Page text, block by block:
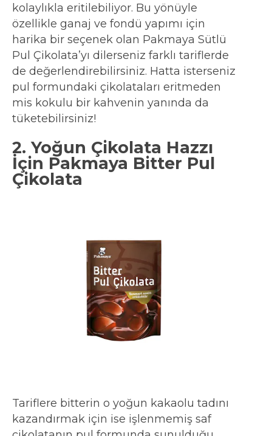
kolaylıkla eritilebiliyor. Bu yönüyle
özellikle ganaj ve fondü yapımı için
harika bir seçenek olan Pakmaya Sütlü
Pul Çikolata’yı dilerseniz farklı tariflerde
de değerlendirebilirsiniz. Hatta isterseniz
pul formundaki çikolataları eritmeden
mis kokulu bir kahvenin yanında da
tüketebilirsiniz!
2. Yoğun Çikolata Hazzı
İçin Pakmaya Bitter Pul
Çikolata
Tariflere bitterin o yoğun kakaolu tadını
kazandırmak için ise işlenmemiş saf